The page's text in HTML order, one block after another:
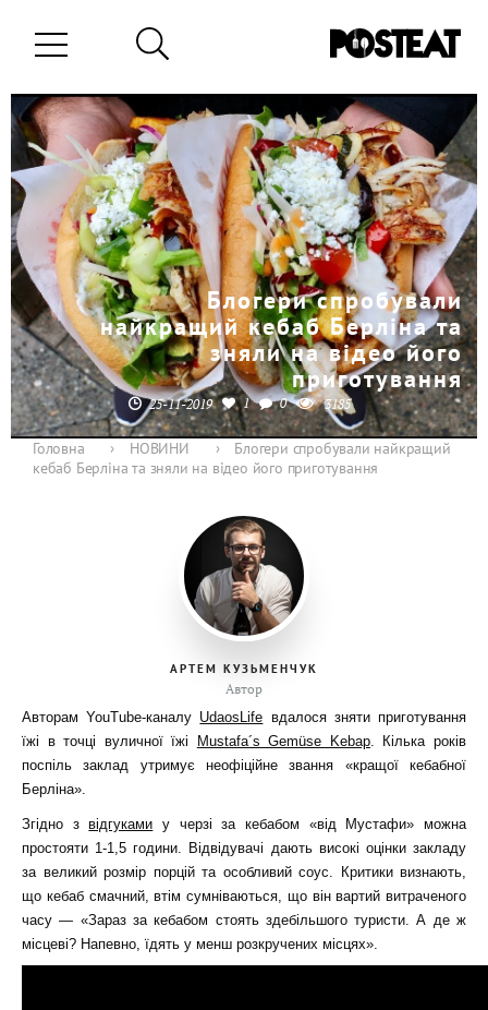
Блогери спробували
найкращий кебаб Берліна та
зняли на відео його
приготування
25-11-2019 1 0 3185
Головна › НОВИНИ ›
Блогери спробували найкращий
кебаб Берліна та зняли на відео його приготування
АРТЕМ КУЗЬМЕНЧУК
Автор
Авторам YouTube-каналу UdaosLife вдалося зняти приготування
їжі в точці вуличної їжі
Mustafa´s Gemüse Kebap. Кілька років
поспіль заклад утримує неофіційне звання «кращої кебабної
Берліна».
Згідно з відгуками у черзі за кебабом «від Мустафи» можна
простояти 1-1,5 години. Відвідувачі дають високі оцінки закладу
за великий розмір порцій та особливий соус. Критики визнають,
що кебаб смачний, втім сумніваються, що він вартий витраченого
часу — «Зараз за кебабом стоять здебільшого туристи. А де ж
місцеві? Напевно, їдять у менш розкручених місцях».